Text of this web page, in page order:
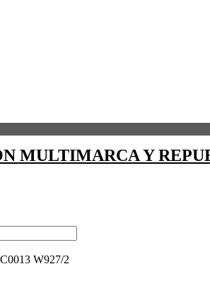
MULTIMARCA Y
W927/2